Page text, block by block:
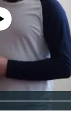
currently available